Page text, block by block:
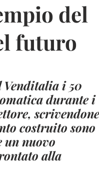
del
futuro
Venditalia i 50
durante i
scrivendone
costruito sono
un nuovo
alla